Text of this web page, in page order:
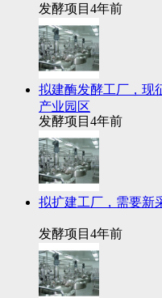
发酵项目 4年前
拟建酶发酵工厂，现
产业园区
发酵项目 4年前
拟扩建工厂，需要新
发酵项目 4年前